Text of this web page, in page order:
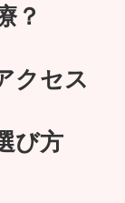
？
クセス
び方